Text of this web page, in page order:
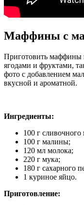
Маффины с
Приготовить
ягодами и фруктами,
фото с добавлением
вкусной и ароматной.
Ингредиенты:
100 г сливочного
100 г малины;
120 мл молока;
220 г мука;
180 г сахарного
1 куриное яйцо.
Приготовление: